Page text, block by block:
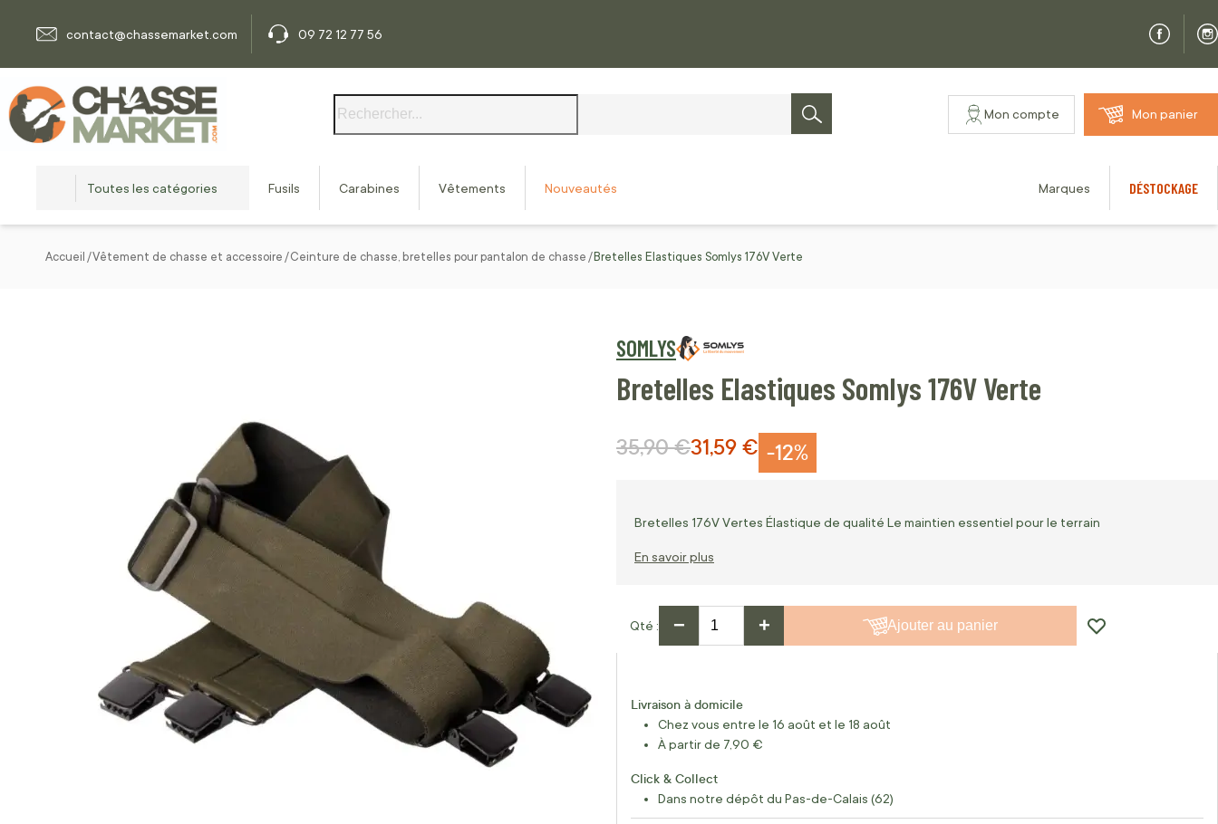
contact@chassemarket.com
09 72 12 77 56
Rechercher
Mon compte Mon panier
Toutes les catégories Fusils Carabines Vêtements Nouveautés Marques DÉSTOCKAGE
Accueil Vêtement de chasse et accessoire Ceinture de chasse, bretelles pour pantalon de chasse Bretelles Elastiques Somlys 176V Verte
SOMLYS
Bretelles Elastiques Somlys 176V Verte
-12%
Prix Spécial
31,59 €
Prix normal
35,90 €
Bretelles 176V Vertes Élastique de qualité Le maintien essentiel pour le terrain
En savoir plus
Qté − + Ajouter au panier
Livraison à domicile
Chez vous entre le 16 août et le 18 août
À partir de 7,90 €
Click & Collect
Dans notre dépôt du Pas-de-Calais (62)